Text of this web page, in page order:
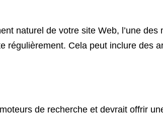
naturel de votre site Web, l’une
régulièrement. Cela peut inclure des
de recherche et devrait offrir